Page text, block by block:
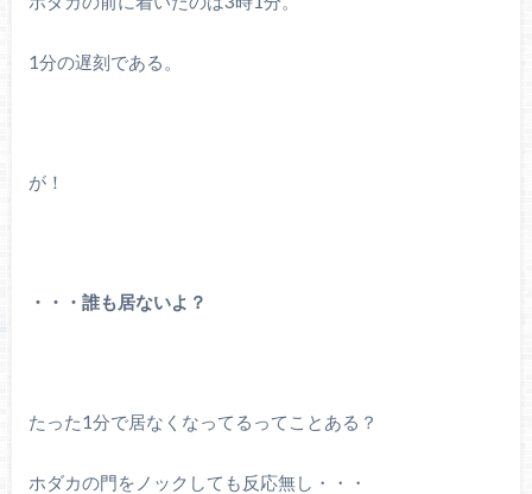
1分の遅刻である。
が！
・・・誰も居ないよ？
たった1分で居なくなってるってことある？
ホダカの門をノックしても反応無し・・・